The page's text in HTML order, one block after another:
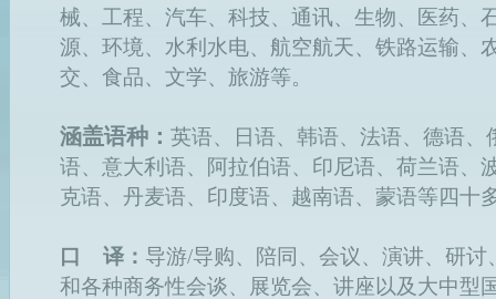
械、工程、汽车、科技、通讯、生物、医药、
源、环境、水利水电、航空航天、铁路运输、
交、食品、文学、旅游等。
涵盖语种： 英语、日语、韩语、法语、德语、
语、意大利语、阿拉伯语、印尼语、荷兰语、
克语、丹麦语、印度语、越南语、蒙语等四十
口 译： 导游/导购、陪同、会议、演讲、研
和各种商务性会谈、展览会、讲座以及大中型